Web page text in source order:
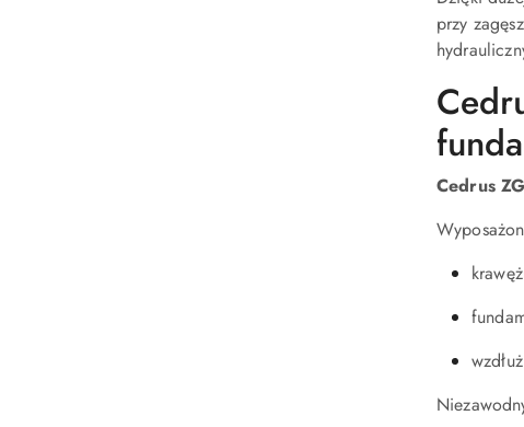
przy
Cedrus